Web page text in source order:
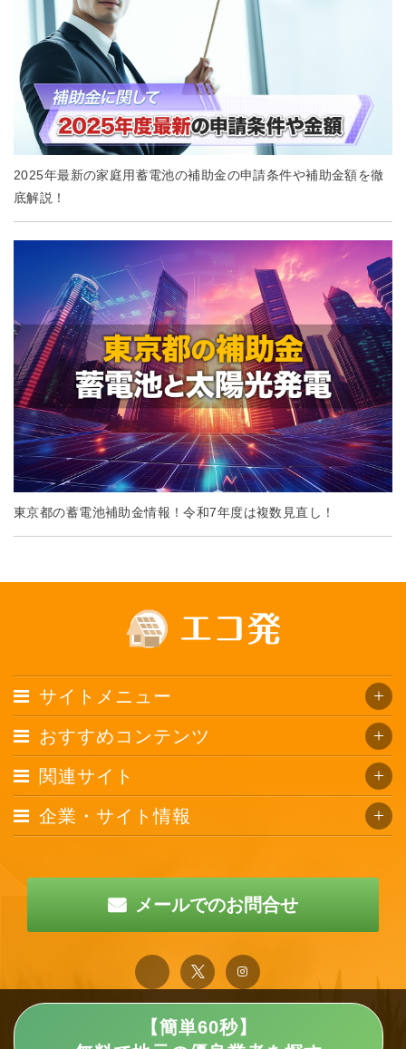
2025年最新の家庭用蓄電池の補助金の申請条件や補助金額を徹
底解説！
東京都の蓄電池補助金情報！令和7年度は複数見直し！
【簡単60秒】
サイトメニュー
おすすめコンテンツ
関連サイト
企業・サイト情報
メールでのお問合せ